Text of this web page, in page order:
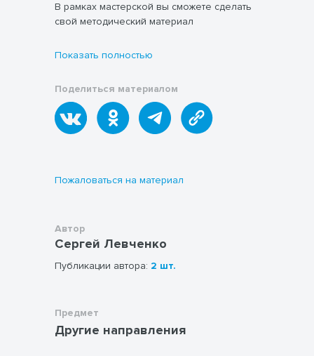
В рамках мастерской вы сможете сделать
свой методический материал
Показать полностью
Поделиться материалом
Пожаловаться на материал
Автор
Сергей Левченко
Публикации автора: 2 шт.
Предмет
Другие направления